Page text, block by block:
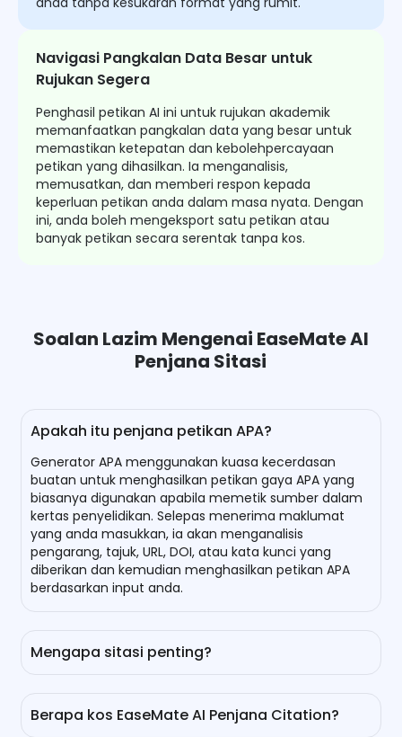
Navigasi Pangkalan Data Besar untuk
Rujukan Segera
Penghasil petikan AI ini untuk rujukan akademik
memanfaatkan pangkalan data yang besar untuk
memastikan ketepatan dan kebolehpercayaan
petikan yang dihasilkan. Ia menganalisis,
memusatkan, dan memberi respon kepada
keperluan petikan anda dalam masa nyata. Dengan
ini, anda boleh mengeksport satu petikan atau
banyak petikan secara serentak tanpa kos.
Soalan Lazim Mengenai EaseMate AI
Penjana Sitasi
Apakah itu penjana petikan APA?
Generator APA menggunakan kuasa kecerdasan
buatan untuk menghasilkan petikan gaya APA yang
biasanya digunakan apabila memetik sumber dalam
kertas penyelidikan. Selepas menerima maklumat
yang anda masukkan, ia akan menganalisis
pengarang, tajuk, URL, DOI, atau kata kunci yang
diberikan dan kemudian menghasilkan petikan APA
berdasarkan input anda.
Mengapa sitasi penting?
mengelakkan plagiarisme yang tidak disengajakan
Berapa kos EaseMate AI Penjana Citation?